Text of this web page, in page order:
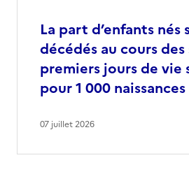
La part d’enfants nés
décédés au cours
premiers jours de vie
pour 1 000
07 juillet 2026